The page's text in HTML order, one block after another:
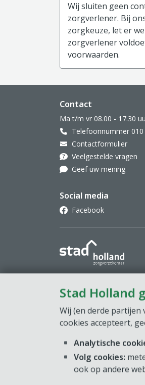
Stad Holland
Wij (en derde partijen
cookies accepteert,
Analytische
Volg cookies:
ook op andere
Wij sluiten geen
zorgverlener. Bij
zorgkeuze, let er
zorgverlener
voorwaarden.
Website
Contact
Ma t/m vr 08.00 - 17.30
Telefoonnummer 010
Contactformulier
Veelgestelde vragen
Geef uw mening
Social media
Facebook
Stad